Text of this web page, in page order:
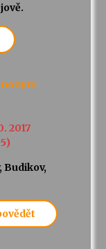
2017
Budikov,